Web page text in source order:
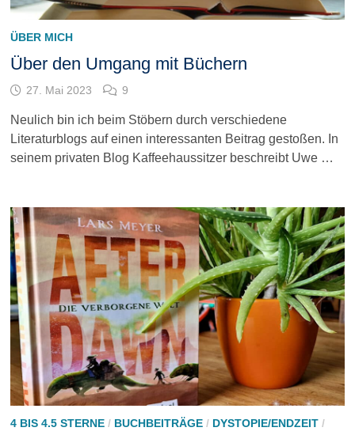
ÜBER MICH
Über den Umgang mit Büchern
27. Mai 2023 9
Neulich bin ich beim Stöbern durch verschiedene
Literaturblogs auf einen interessanten Beitrag gestoßen. In
seinem privaten Blog Kaffeehaussitzer beschreibt Uwe …
4 BIS 4.5 STERNE/ BUCHBEITRÄGE/ DYSTOPIE/ENDZEIT/